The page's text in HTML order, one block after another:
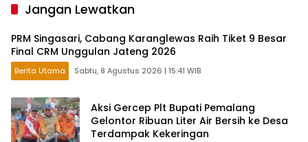
Jangan Lewatkan
PRM Singasari, Cabang Karanglewas Raih Tiket 9 Besar
Final CRM Unggulan Jateng 2026
Berita Utama Sabtu, 8 Agustus 2026 | 15:41 WIB
Aksi Gercep Plt Bupati Pemalang
Gelontor Ribuan Liter Air Bersih ke Desa
Terdampak Kekeringan